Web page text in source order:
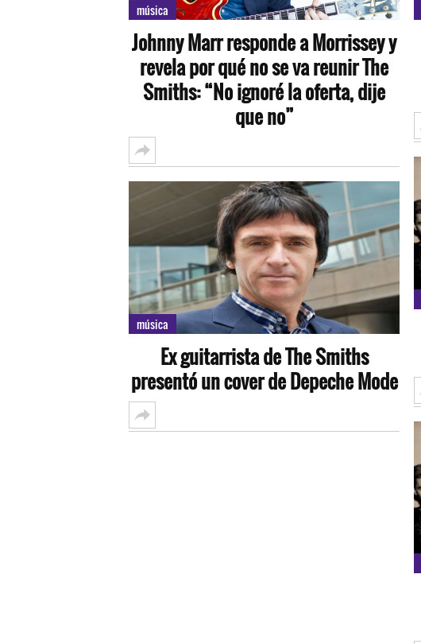
música
Johnny Marr responde a Morrissey y
revela por qué no se va reunir The
Smiths: “No ignoré la oferta, dije
que no”
música
Ex guitarrista de The Smiths
presentó un cover de Depeche Mode